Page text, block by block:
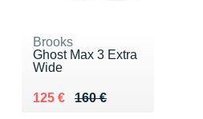
Brooks
Ghost Max 3 Extra
Wide
160 €
Au lieu de 160 €
125 €
Vendu 125 €